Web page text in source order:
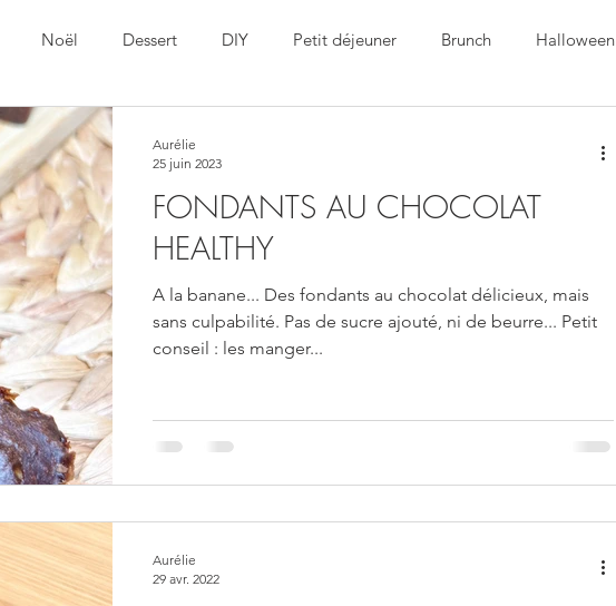
Noël Dessert DIY Petit déjeuner Brunch Halloween
FONDANTS AU CHOCOLAT
HEALTHY
A la banane... Des fondants au chocolat délicieux, mais
sans culpabilité. Pas de sucre ajouté, ni de beurre... Petit
conseil : les manger...
Aurélie
25 juin 2023
Aurélie
29 avr. 2022